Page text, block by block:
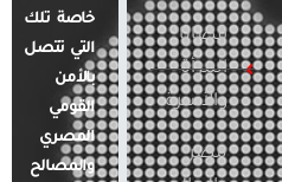
قضايا
المرأة
والأسرة
مصر
خاصة تلك
التي تتصل
بالأمن
القومي
المصري
والمصالح